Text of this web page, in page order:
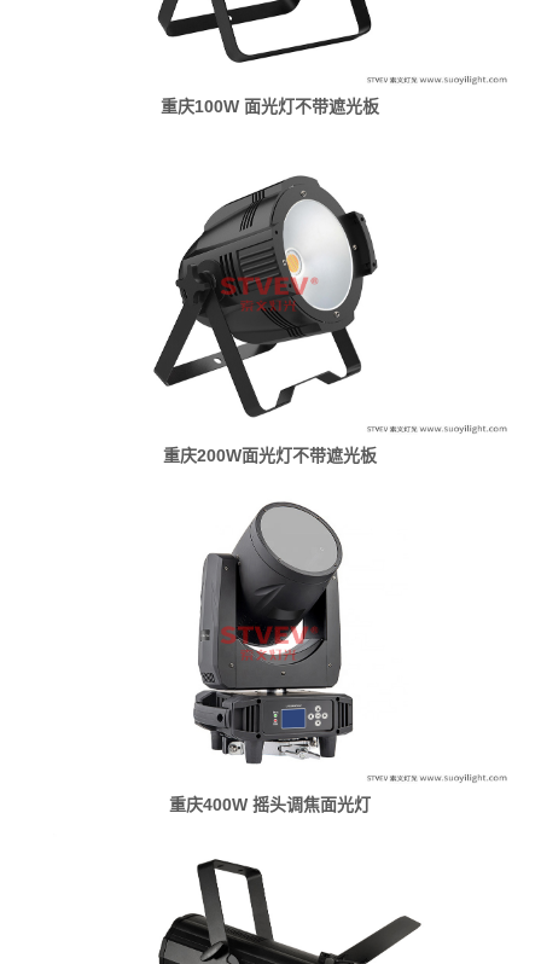
重庆100W 面光灯不带遮光板
重庆200W面光灯不带遮光板
重庆400W 摇头调焦面光灯